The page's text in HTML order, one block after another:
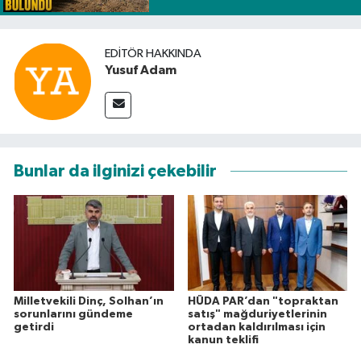
EDITÖR HAKKINDA
Yusuf Adam
Bunlar da ilginizi çekebilir
Milletvekili Dinç, Solhan’ın
sorunlarını gündeme
getirdi
HÜDA PAR’dan "topraktan
satış" mağduriyetlerinin
ortadan kaldırılması için
kanun teklifi